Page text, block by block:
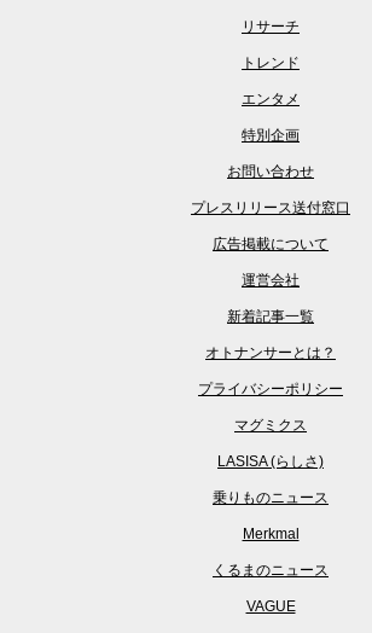
リサーチ
トレンド
エンタメ
特別企画
お問い合わせ
プレスリリース送付窓口
広告掲載について
運営会社
新着記事一覧
オトナンサーとは？
プライバシーポリシー
マグミクス
LASISA (らしさ)
乗りものニュース
Merkmal
くるまのニュース
VAGUE